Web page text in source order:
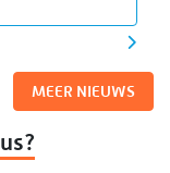
MEER NIEUWS